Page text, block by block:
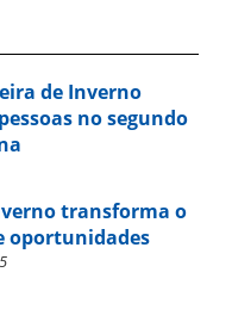
de Inverno
no segundo
transforma o
oportunidades